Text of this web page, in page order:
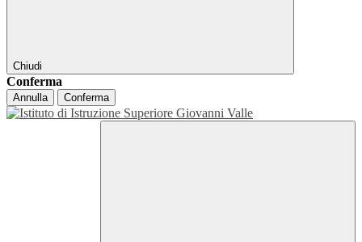
Chiudi
Conferma
Annulla Conferma